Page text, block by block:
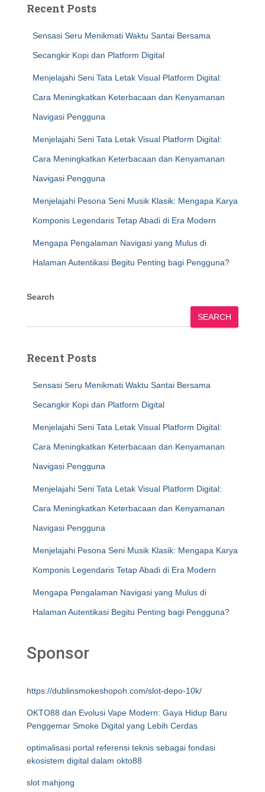
Recent Posts
Sensasi Seru Menikmati Waktu Santai Bersama
Secangkir Kopi dan Platform Digital
Menjelajahi Seni Tata Letak Visual Platform Digital:
Cara Meningkatkan Keterbacaan dan Kenyamanan
Navigasi Pengguna
Menjelajahi Seni Tata Letak Visual Platform Digital:
Cara Meningkatkan Keterbacaan dan Kenyamanan
Navigasi Pengguna
Menjelajahi Pesona Seni Musik Klasik: Mengapa Karya
Komponis Legendaris Tetap Abadi di Era Modern
Mengapa Pengalaman Navigasi yang Mulus di
Halaman Autentikasi Begitu Penting bagi Pengguna?
Search
SEARCH
Recent Posts
Sensasi Seru Menikmati Waktu Santai Bersama
Secangkir Kopi dan Platform Digital
Menjelajahi Seni Tata Letak Visual Platform Digital:
Cara Meningkatkan Keterbacaan dan Kenyamanan
Navigasi Pengguna
Menjelajahi Seni Tata Letak Visual Platform Digital:
Cara Meningkatkan Keterbacaan dan Kenyamanan
Navigasi Pengguna
Menjelajahi Pesona Seni Musik Klasik: Mengapa Karya
Komponis Legendaris Tetap Abadi di Era Modern
Mengapa Pengalaman Navigasi yang Mulus di
Halaman Autentikasi Begitu Penting bagi Pengguna?
Sponsor
https://dublinsmokeshopoh.com/slot-depo-10k/
OKTO88 dan Evolusi Vape Modern: Gaya Hidup Baru
Penggemar Smoke Digital yang Lebih Cerdas
optimalisasi portal referensi teknis sebagai fondasi
ekosistem digital dalam okto88
slot mahjong